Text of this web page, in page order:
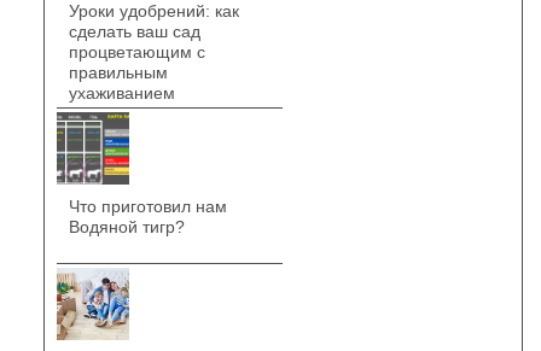
Уроки удобрений: как
сделать ваш сад
процветающим с
правильным
ухаживанием
Что приготовил нам
Водяной тигр?